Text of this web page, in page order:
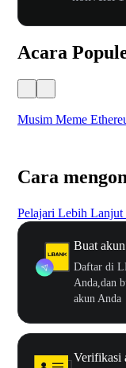
Acara
Musim Meme
Cara
Pelajari Lebih Lanjut
Buat
Daftar di
Anda,dan
akun Anda
Verifikasi